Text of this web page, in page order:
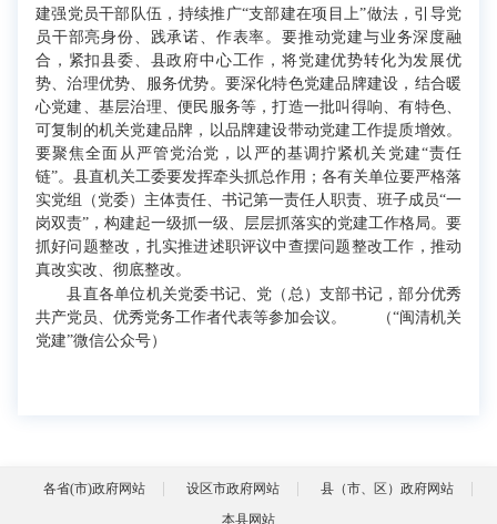
建强党员干部队伍，持续推广“支部建在项目上”做法，引导党
员干部亮身份、践承诺、作表率。要推动党建与业务深度融
合，紧扣县委、县政府中心工作，将党建优势转化为发展优
势、治理优势、服务优势。要深化特色党建品牌建设，结合暖
心党建、基层治理、便民服务等，打造一批叫得响、有特色、
可复制的机关党建品牌，以品牌建设带动党建工作提质增效。
要聚焦全面从严管党治党，以严的基调拧紧机关党建“责任
链”。县直机关工委要发挥牵头抓总作用；各有关单位要严格落
实党组（党委）主体责任、书记第一责任人职责、班子成员“一
岗双责”，构建起一级抓一级、层层抓落实的党建工作格局。要
抓好问题整改，扎实推进述职评议中查摆问题整改工作，推动
真改实改、彻底整改。
县直各单位机关党委书记、党（总）支部书记，部分优秀
共产党员、优秀党务工作者代表等参加会议。 （“闽清机关
党建”微信公众号）
各省(市)政府网站 设区市政府网站
县（市、区）政府网站
本县网站